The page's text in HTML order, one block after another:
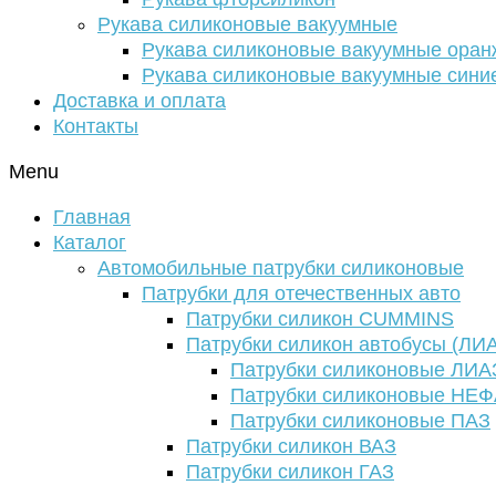
Рукава силиконовые вакуумные
Рукава силиконовые вакуумные
Рукава силиконовые вакуумные
Доставка и оплата
Контакты
Menu
Главная
Каталог
Автомобильные патрубки силиконовые
Патрубки для отечественных авто
Патрубки силикон CUMMINS
Патрубки силикон автобусы
Патрубки силиконовые
Патрубки силиконовые
Патрубки силиконовые ПАЗ
Патрубки силикон ВАЗ
Патрубки силикон ГАЗ